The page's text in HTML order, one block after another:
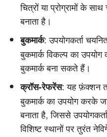
चित्रों या प्रोग्रामों के
बनाता है।
बुकमार्क: उपयोगकर्ता
बुकमार्क विकल्प का
बुकमार्क बना सकते हैं।
क्रॉस-रेफरेंस: यह फ़ंक्शन
बुकमार्क का उपयोग करके
बनाता है, जिससे
विशिष्ट स्थानों पर तुरंत